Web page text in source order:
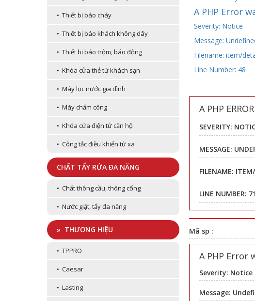
• Thiết bị báo cháy
• Thiết bị báo khách không dây
• Thiết bị báo trộm, báo động
• Khóa cửa thẻ từ khách sạn
• Máy lọc nước gia đình
• Máy chấm công
• Khóa cửa điện tử căn hộ
• Công tắc điều khiển từ xa
CHẤT TẨY RỬA ĐA NĂNG
• Chất thông cầu, thông cống
• Nước giặt, tẩy đa năng
» THƯƠNG HIỆU
• TPPRO
• Caesar
• Lasting
A PHP Error
Severity: Notice
Message:
Filename: item/
Line Number: 48
A PHP
SEVERITY:
MESSAGE:
FILENAME:
LINE NUMBER: 71
Mã sp :
A PHP Error
Severity: Notice
Message: